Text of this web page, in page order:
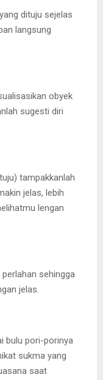
dituju sejelas
langsung
obyek
sugesti diri
tampakkanlah
jelas, lebih
lengan
sehingga
jelas.
bulu pori-porinya
sukma yang
saat